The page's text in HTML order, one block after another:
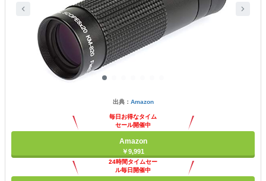
出典： Amazon
毎日お得なタイム
セール開催中
Amazon
￥9,991
24時間タイムセー
ル毎日開催中